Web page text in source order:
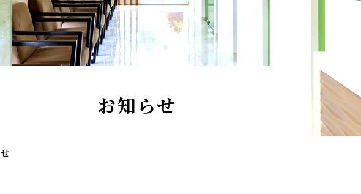
お知らせ